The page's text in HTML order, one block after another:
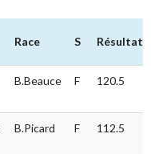
Race S Résultat
B.Beauce F 120.5
B.Picard F 112.5